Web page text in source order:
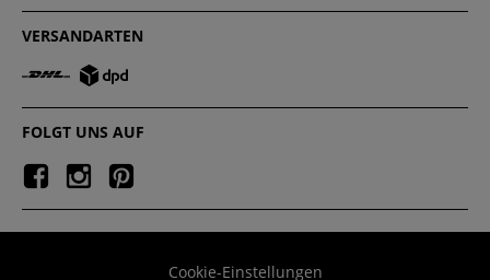
VERSANDARTEN
FOLGT UNS AUF
Cookie-Einstellungen